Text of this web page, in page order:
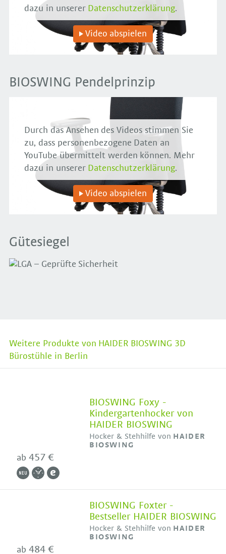
dazu in unserer Datenschutzerklärung.
Video abspielen
BIOSWING Pendelprinzip
Durch das Ansehen des Videos stimmen Sie
zu, dass personenbezogene Daten an
YouTube übermittelt werden können. Mehr
dazu in unserer Datenschutzerklärung.
Video abspielen
Gütesiegel
Weitere Produkte von HAIDER BIOSWING 3D
Bürostühle in Berlin
BIOSWING Foxy -
Kindergartenhocker von
HAIDER BIOSWING
Hocker & Stehhilfe von HAIDER
BIOSWING
ab 457 €
BIOSWING Foxter -
Bestseller HAIDER BIOSWING
Hocker & Stehhilfe von HAIDER
BIOSWING
ab 484 €